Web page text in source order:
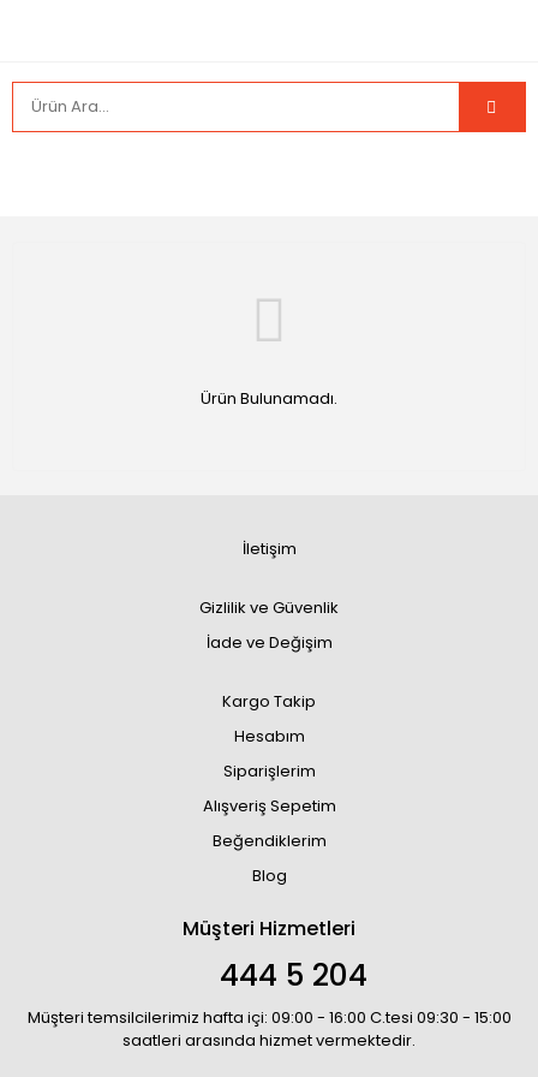
Ürün Bulunamadı.
İletişim
Gizlilik ve Güvenlik
İade ve Değişim
Kargo Takip
Hesabım
Siparişlerim
Alışveriş Sepetim
Beğendiklerim
Blog
Müşteri Hizmetleri
444 5 204
Müşteri temsilcilerimiz hafta içi: 09:00 - 16:00 C.tesi 09:30 - 15:00
saatleri arasında hizmet vermektedir.